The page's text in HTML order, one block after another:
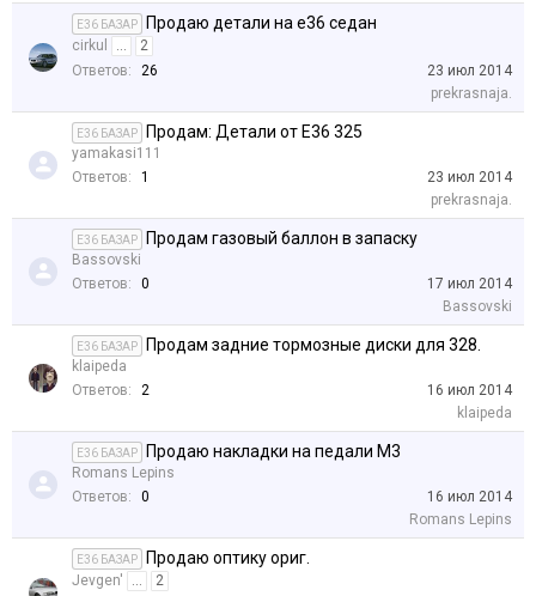
E36 БАЗАР Продаю детали на е36 седан
cirkul ...
2
Ответов:
26
23 июл 2014
prekrasnaja.
E36 БАЗАР Продам: Детали от Е36 325
yamakasi111
Ответов:
1
23 июл 2014
prekrasnaja.
E36 БАЗАР Продам газовый баллон в запаску
Bassovski
Ответов:
0
17 июл 2014
Bassovski
E36 БАЗАР Продам задние тормозные диски для 328.
klaipeda
Ответов:
2
16 июл 2014
klaipeda
E36 БАЗАР Продаю накладки на педали М3
Romans Lepins
Ответов:
0
16 июл 2014
Romans Lepins
E36 БАЗАР Продаю оптику ориг.
Jevgen' ...
2